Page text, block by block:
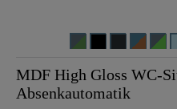
MDF High Gloss WC-
Absenkautomatik